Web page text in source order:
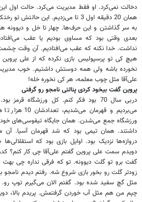
دخالت نمی‌کرد. او فقط مدیریت می‌کرد. حالت اول
همان 20 دقیقه اول 3 تا می‌زدیم. این
به سر گذاشتن و این حرف‌ها. چهار تا خل و
بعدی وقتی بود که مساوی بودیم یا عقب
نداشت. خدا نکنه که عقب می‌افتادیم. آن وقت چشمت
هیچ کی تو پرسپولیس بازی نکرده که از علی
نخورده باشه ولی همه دوستش داشتیم. خوب
علی‌آقا مثل چوب معلمه‌، هر کی نخوره خله!
پروین گفت بیخود کردی پنالتی نامجو رو گرفتی
دربی سال 70 بود فکر کنم. کل ورزشگاه
می‌بردیم و
ورزشگاه جمع می‌شدن. همان جایگاه تیفوسی‌‌های
داشتند. همان تیمی بود که شد قهرمان آسیا. آن
دروازه‌ها نزدیک بود. اوایل بازی بود که
دویدم سمت علی پروین گفتم علی‌آقا چی کار کنم؟
گفت برو تو گلت دیوونه. تو که فرقی نداره چی
زودتر گلت رو بخور بازی شروع شه. رفتم دیدم نامجو
مثل گچ سفید شده بود. گفتم الان می‌گیرم توپ
چپم من هم مثل آب خوردن گرفتمش. پریدم بالا،